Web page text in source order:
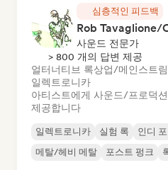
심층적인 피드백
Rob Tavaglione/
사운드 전문가
> 800 개의 답변 제공
얼터너티브 록상업/메인스트림
일렉트로니카
아티스트에게 사운드/프로덕
제공합니다
일렉트로니카 실험 록 인디
메탈/헤비 메탈
포스트 펑크